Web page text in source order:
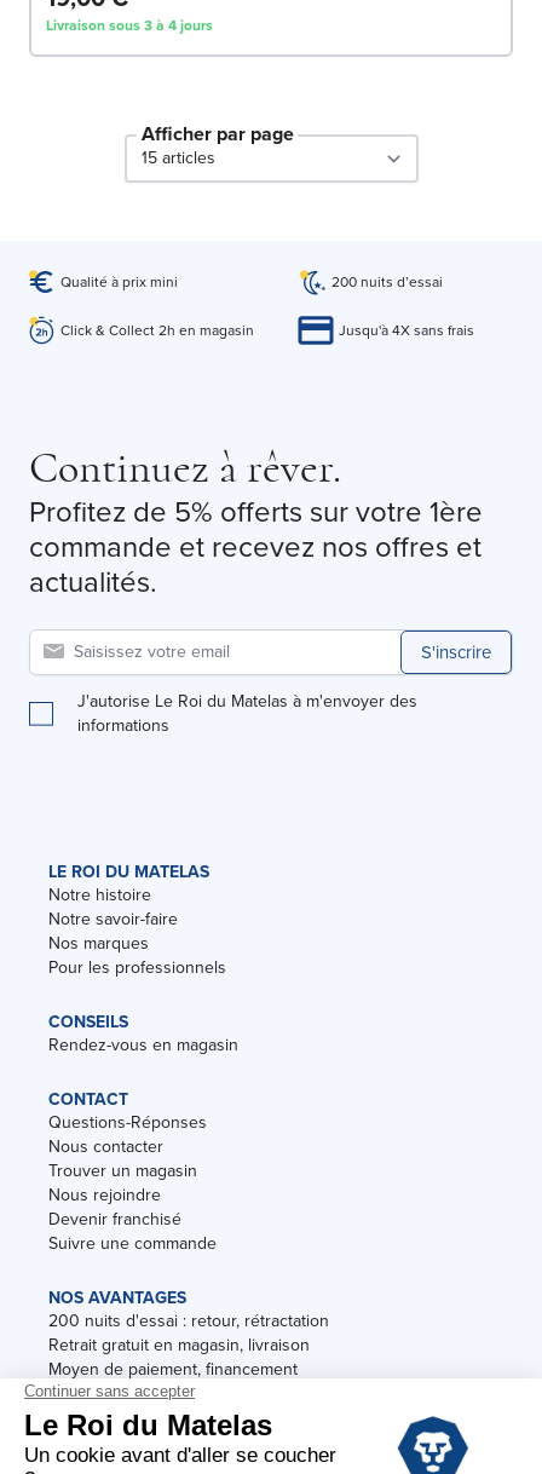
Livraison sous 3 à 4 jours
Afficher par page
Qualité à prix mini 200 nuits d’essai
Click & Collect 2h en magasin Jusqu'à 4X sans frais
Continuez à rêver.
Profitez de 5% offerts sur votre 1ère
commande et recevez nos offres et
actualités.
S'inscrire
J'autorise Le Roi du Matelas à m'envoyer des
informations
LE ROI DU MATELAS
Notre histoire
Notre savoir-faire
Nos marques
Pour les professionnels
CONSEILS
Rendez-vous en magasin
CONTACT
Questions-Réponses
Nous contacter
Trouver un magasin
Nous rejoindre
Devenir franchisé
Suivre une commande
NOS AVANTAGES
200 nuits d'essai : retour, rétractation
Retrait gratuit en magasin, livraison
Moyen de paiement, financement
Garantie